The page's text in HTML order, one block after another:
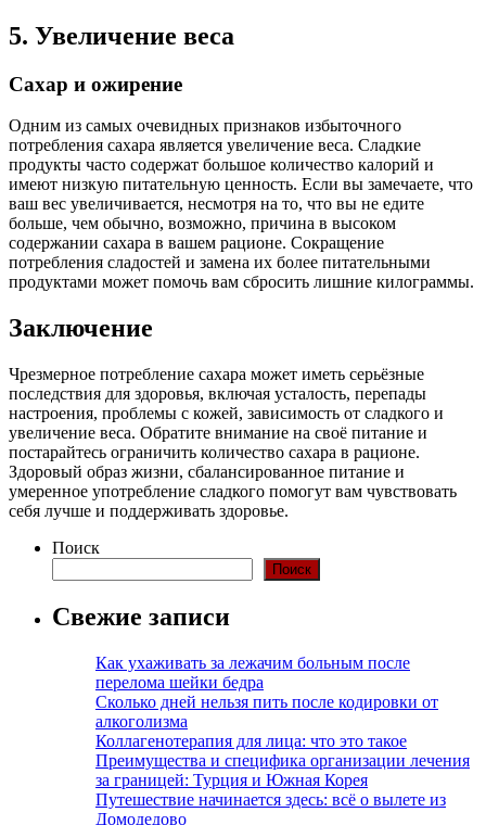
5. Увеличение веса
Сахар и ожирение
Одним из самых очевидных признаков избыточного
потребления сахара является увеличение веса. Сладкие
продукты часто содержат большое количество калорий и
имеют низкую питательную ценность. Если вы замечаете, что
ваш вес увеличивается, несмотря на то, что вы не едите
больше, чем обычно, возможно, причина в высоком
содержании сахара в вашем рационе. Сокращение
потребления сладостей и замена их более питательными
продуктами может помочь вам сбросить лишние килограммы.
Заключение
Чрезмерное потребление сахара может иметь серьёзные
последствия для здоровья, включая усталость, перепады
настроения, проблемы с кожей, зависимость от сладкого и
увеличение веса. Обратите внимание на своё питание и
постарайтесь ограничить количество сахара в рационе.
Здоровый образ жизни, сбалансированное питание и
умеренное употребление сладкого помогут вам чувствовать
себя лучше и поддерживать здоровье.
Поиск
Поиск
Свежие записи
Как ухаживать за лежачим больным после
перелома шейки бедра
Сколько дней нельзя пить после кодировки от
алкоголизма
Коллагенотерапия для лица: что это такое
Преимущества и специфика организации лечения
за границей: Турция и Южная Корея
Путешествие начинается здесь: всё о вылете из
Домодедово